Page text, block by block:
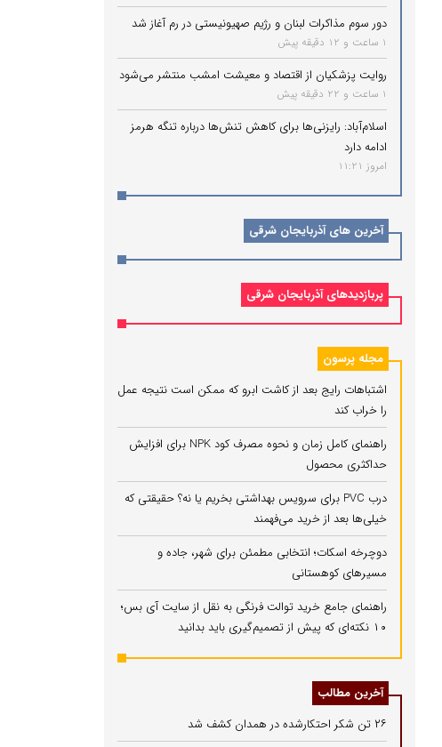
دور سوم مذاکرات لبنان و رژیم صهیونیستی در رم آغاز شد
1 ساعت و 12 دقیقه پیش
روایت پزشکیان از اقتصاد و معیشت امشب منتشر می‌شود
1 ساعت و 22 دقیقه پیش
اسلام‌آباد: رایزنی‌ها برای کاهش تنش‌ها درباره تنگه هرمز
ادامه دارد
امروز 11:21
آخرین های آذربایجان شرقی
پربازدیدهای آذربایجان شرقی
مجله پرسون
اشتباهات رایج بعد از کاشت ابرو که ممکن است نتیجه عمل
را خراب کند
راهنمای کامل زمان و نحوه مصرف کود NPK برای افزایش
حداکثری محصول
درب PVC برای سرویس بهداشتی بخریم یا نه؟ حقیقتی که
خیلی‌ها بعد از خرید می‌فهمند
دوچرخه اسکات؛ انتخابی مطمئن برای شهر، جاده و
مسیرهای کوهستانی
راهنمای جامع خرید توالت فرنگی به نقل از سایت آی بس؛
۱۰ نکته‌ای که پیش از تصمیم‌گیری باید بدانید
آخرین مطالب
۲۶ تن شکر احتکارشده در همدان کشف شد